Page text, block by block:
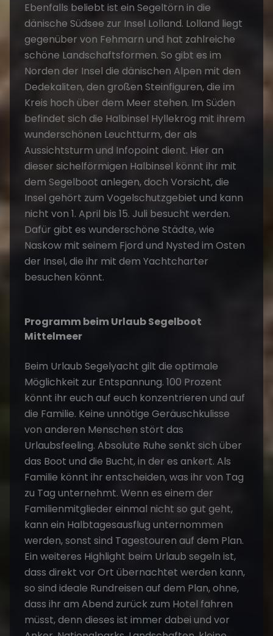
Ebenfalls beliebt ist ein Segeltörn in die
dänische Südsee zur Insel Lolland. Lolland liegt
gegenüber von Fehmarn und hat zahlreiche
schöne Landschaftsformen. So gibt es im
Norden der Insel die dänischen Alpen mit den
Dedekaliten, den großen Steinfiguren, die im
Kreis hoch über dem Meer stehen. Im Süden
befindet sich die Halbinsel Hyllekrog mit ihrem
wunderschönen Leuchtturm, der als
Aussichtsturm und Infopoint dient. Hier an
dieser sichelförmigen Halbinsel könnt ihr mit
dem Segelboot anlegen, doch Vorsicht, die
Insel gehört zum Vogelschutzgebiet und kann
nicht von 1. April bis 15. Juli besucht werden.
Dafür gibt es wunderschöne Städte, wie
Naskow mit seinem Fjord und Nysted im Osten
der Insel, die ihr mit dem Yachtcharter
besuchen könnt.
Programm beim Urlaub Segelboot
Mittelmeer
Beim Urlaub Segelyacht gilt die optimale
Möglichkeit zur Entspannung. 100 Prozent
könnt ihr euch auf euch konzentrieren und auf
die Familie. Keine unnötige Geräuschkulisse
von anderen Menschen stört das
Urlaubsfeeling. Absolute Ruhe senkt sich über
das Boot und die Bucht, in der es ankert. Als
Familie könnt ihr entscheiden, was ihr von Tag
zu Tag unternehmt. Wenn es einem der
Familienmitglieder einmal nicht so gut geht,
kann ein Halbtagesausflug unternommen
werden, sonst sind Tagestouren auf dem Plan.
Ein weiteres Highlight beim Urlaub segeln ist,
dass direkt vor Ort übernachtet werden kann,
so sind ideale Rundreisen auf dem Plan, ohne,
dass ihr am Abend zurück zum Hotel fahren
müsst, denn dieses ist immer dabei und vor